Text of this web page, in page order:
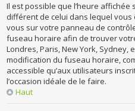
Il est possible que l’heure
différent de celui dans lequel vous
vous sur votre panneau de
fuseau horaire afin de trouver
Londres, Paris, New York, Sydney,
modification du fuseau horaire,
accessible qu’aux utilisateurs
l’occasion idéale de le faire.
Haut